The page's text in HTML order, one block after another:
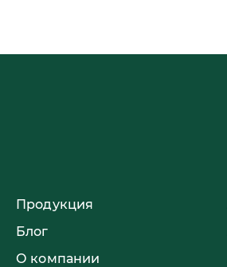
Продукция
Блог
О компании